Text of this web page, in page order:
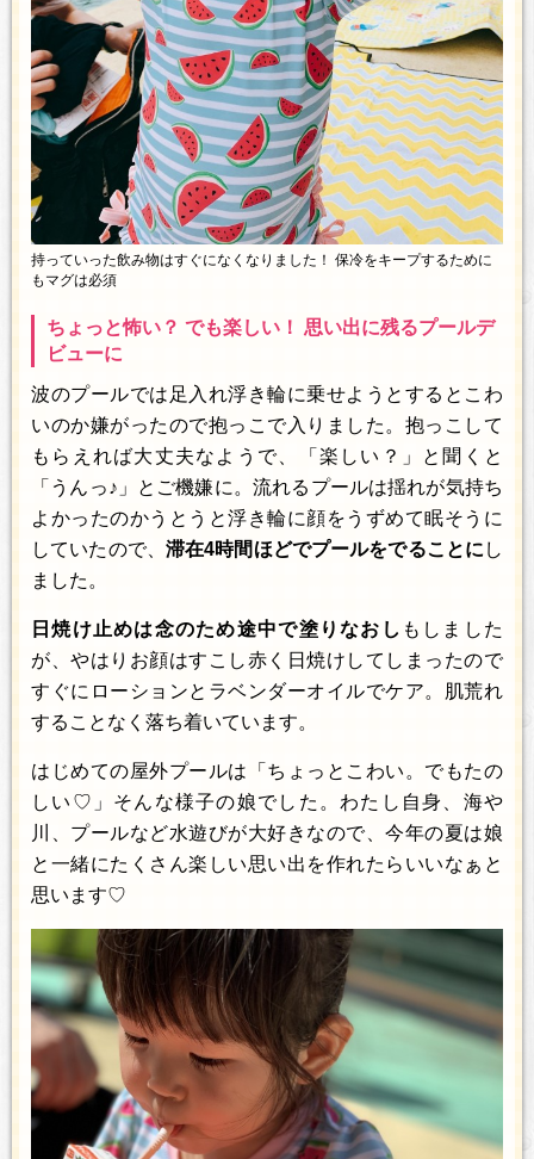
持っていった飲み物はすぐになくなりました！ 保冷をキープするために
もマグは必須
ちょっと怖い？ でも楽しい！ 思い出に残るプールデ
ビューに
波のプールでは足入れ浮き輪に乗せようとするとこわ
いのか嫌がったので抱っこで入りました。抱っこして
もらえれば大丈夫なようで、「楽しい？」と聞くと
「うんっ♪」とご機嫌に。流れるプールは揺れが気持ち
よかったのかうとうと浮き輪に顔をうずめて眠そうに
していたので、 滞在4時間ほどでプールをでることに し
ました。
日焼け止めは念のため途中で塗りなおし もしました
が、やはりお顔はすこし赤く日焼けしてしまったので
すぐにローションとラベンダーオイルでケア。肌荒れ
することなく落ち着いています。
はじめての屋外プールは「ちょっとこわい。でもたの
しい♡」そんな様子の娘でした。わたし自身、海や
川、プールなど水遊びが大好きなので、今年の夏は娘
と一緒にたくさん楽しい思い出を作れたらいいなぁと
思います♡